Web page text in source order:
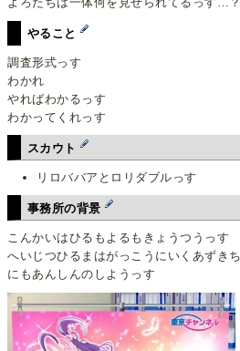
やること
調査形式っす
わかれ
やればわかるっす
わかってくれっす
スカウト
リロババアとロリダブルっす
事務所の背景
こんかいはひるもよるもきょうつうっす
へいじつひるまはがっこうにいくあずき
にもあんしんのしようっす